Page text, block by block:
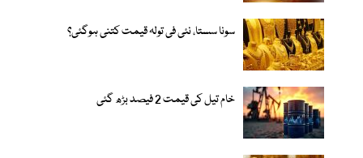
سونا سستا، نئی فی تولہ قیمت کتنی ہوگئی؟
خام تیل کی قیمت 2 فیصد بڑھ گئی